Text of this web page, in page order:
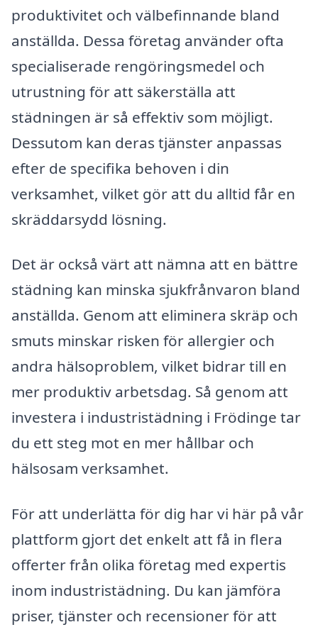
produktivitet och välbefinnande bland
anställda. Dessa företag använder ofta
specialiserade rengöringsmedel och
utrustning för att säkerställa att
städningen är så effektiv som möjligt.
Dessutom kan deras tjänster anpassas
efter de specifika behoven i din
verksamhet, vilket gör att du alltid får en
skräddarsydd lösning.
Det är också värt att nämna att en bättre
städning kan minska sjukfrånvaron bland
anställda. Genom att eliminera skräp och
smuts minskar risken för allergier och
andra hälsoproblem, vilket bidrar till en
mer produktiv arbetsdag. Så genom att
investera i industristädning i Frödinge tar
du ett steg mot en mer hållbar och
hälsosam verksamhet.
För att underlätta för dig har vi här på vår
plattform gjort det enkelt att få in flera
offerter från olika företag med expertis
inom industristädning. Du kan jämföra
priser, tjänster och recensioner för att